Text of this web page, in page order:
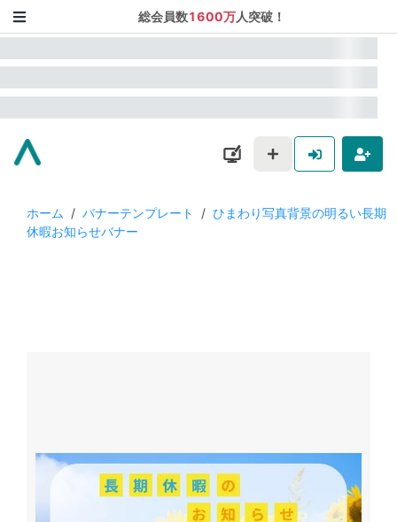
総会員数1600万人突破！
ホーム / バナーテンプレート / ひまわり写真背景の明るい長期
休暇お知らせバナー